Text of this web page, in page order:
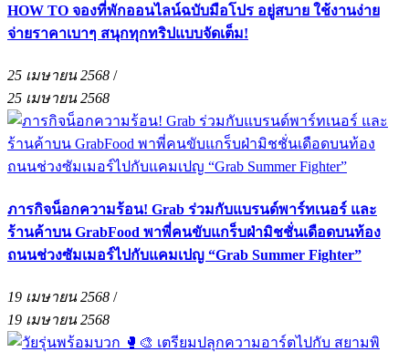
HOW TO จองที่พักออนไลน์ฉบับมือโปร อยู่สบาย ใช้งานง่าย
จ่ายราคาเบาๆ สนุกทุกทริปแบบจัดเต็ม!
25 เมษายน 2568 /
25 เมษายน 2568
ภารกิจน็อกความร้อน! Grab ร่วมกับแบรนด์พาร์ทเนอร์ และ
ร้านค้าบน GrabFood พาพี่คนขับแกร็บฝ่ามิชชั่นเดือดบนท้อง
ถนนช่วงซัมเมอร์ไปกับแคมเปญ “Grab Summer Fighter”
19 เมษายน 2568 /
19 เมษายน 2568